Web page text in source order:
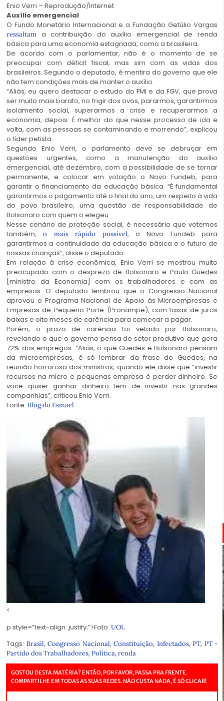
Enio Verri – Reprodução/Internet
Auxílio emergencial
O Fundo Monetário Internacional e a Fundação Getúlio Vargas
ressaltam a contribuição do auxílio emergencial de renda
básica para uma economia estagnada, como a brasileira.
De acordo com o parlamentar, não é o momento de se
preocupar com déficit fiscal, mas sim com as vidas dos
brasileiros. Segundo o deputado, é mentira do governo que ele
não tem condições mais de manter o auxílio.
“Aliás, eu quero destacar o estudo do FMI e da FGV, que prova
ser muito mais barato, no frigir dos ovos, pararmos, garantirmos
isolamento social, superarmos a crise e recuperarmos a
economia, depois. É melhor do que nesse processo de ida e
volta, com as pessoas se contaminando e morrendo”, explicou
o líder petista.
Segundo Enio Verri, o parlamento deve se debruçar em
questões urgentes, como a manutenção do auxílio
emergencial, até dezembro, com a possibilidade de se tornar
permanente, e colocar em votação o Novo Fundeb, para
garantir o financiamento da educação básica. “É fundamental
garantirmos o pagamento até o final do ano, um respeito à vida
do povo brasileiro, uma questão de responsabilidade de
Bolsonaro com quem o elegeu.
Nesse cenário de proteção social, é necessário que votemos
também,o mais rápido possível, o Novo Fundeb para
garantirmos a continuidade da educação básica e o futuro de
nossas crianças”, disse o deputado.
Em relação à crise econômica, Enio Verri se mostrou muito
preocupado com o desprezo de Bolsonaro e Paulo Guedes
[ministro da Economia] com os trabalhadores e com as
empresas. O deputado lembrou que o Congresso Nacional
aprovou o Programa Nacional de Apoio às Microempresas e
Empresas de Pequeno Porte (Pronampe), com taxas de juros
baixas e oito meses de carência para começar a pagar.
Porém, o prazo de carência foi vetado por Bolsonaro,
revelando o que o governo pensa do setor produtivo que gera
72% dos empregos. “Aliás, o que Guedes e Bolsonaro pensam
da microempresas, é só lembrar da frase do Guedes, na
reunião horrorosa dos ministros, quando ele disse que “investir
recursos na micro e pequenas empresa é perder dinheiro. Se
você quiser ganhar dinheiro tem de investir nas grandes
companhias”, criticou Enio Verri.
Fonte: Blog do Esmael
<
p style=”text-align: justify;”>Foto: UOL
Tags: Brasil, Congresso Nacional, Constituição, Infectados, PT, PT -
Partido dos Trabalhadores, Política, renda
GOSTOU DESTA MATÉRIA? ENTÃO, POR FAVOR, PASSA PRA FRENTE.
COMPARTILHE EM TODAS AS SUAS REDES. NÃO CUSTA NADA, É SÓ CLICAR!